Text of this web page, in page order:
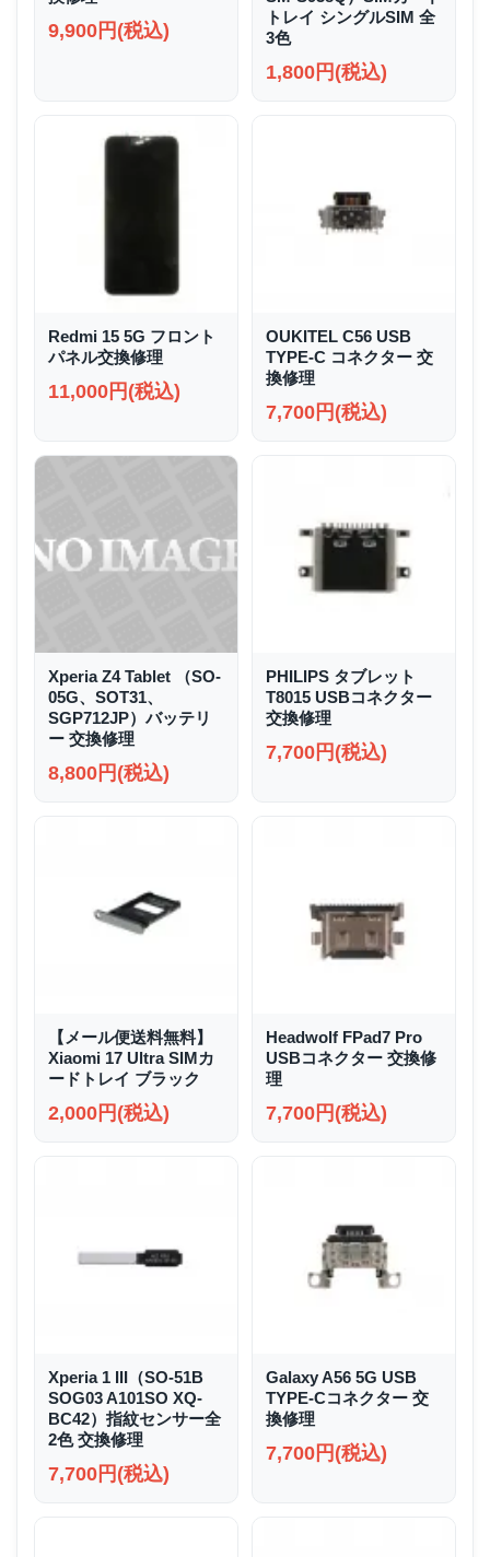
9,900円(税込)
トレイ シングルSIM 全
3色
1,800円(税込)
Redmi 15 5G フロント
パネル交換修理
11,000円(税込)
OUKITEL C56 USB
TYPE-C コネクター 交
換修理
7,700円(税込)
Xperia Z4 Tablet （SO-
05G、SOT31、
SGP712JP）バッテリ
ー 交換修理
8,800円(税込)
PHILIPS タブレット
T8015 USBコネクター
交換修理
7,700円(税込)
【メール便送料無料】
Xiaomi 17 Ultra SIMカ
ードトレイ ブラック
2,000円(税込)
Headwolf FPad7 Pro
USBコネクター 交換修
理
7,700円(税込)
Xperia 1 III（SO-51B
SOG03 A101SO XQ-
BC42）指紋センサー全
2色 交換修理
7,700円(税込)
Galaxy A56 5G USB
TYPE-Cコネクター 交
換修理
7,700円(税込)